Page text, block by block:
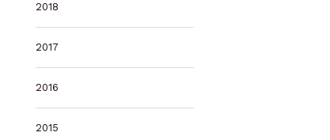
2018
2017
2016
2015